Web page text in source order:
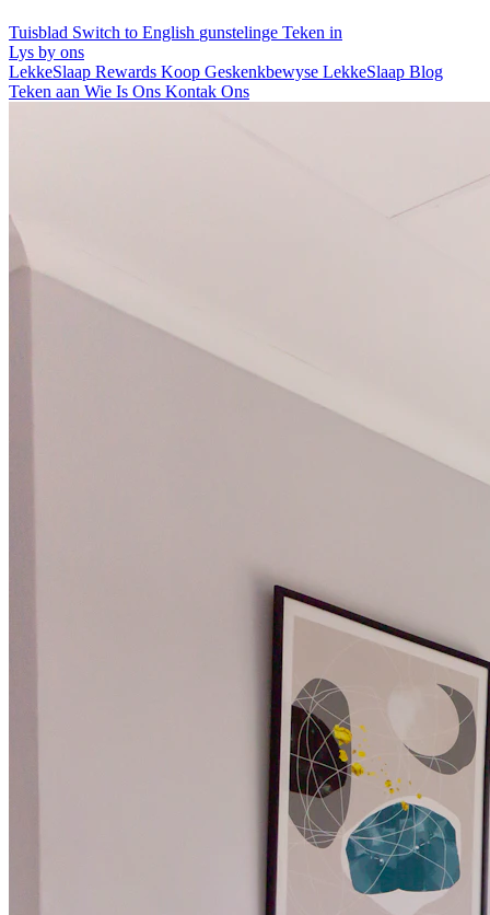
Tuisblad Switch to English gunstelinge Teken in
Lys by ons
LekkeSlaap Rewards Koop Geskenkbewyse LekkeSlaap Blog
Teken aan Wie Is Ons Kontak Ons